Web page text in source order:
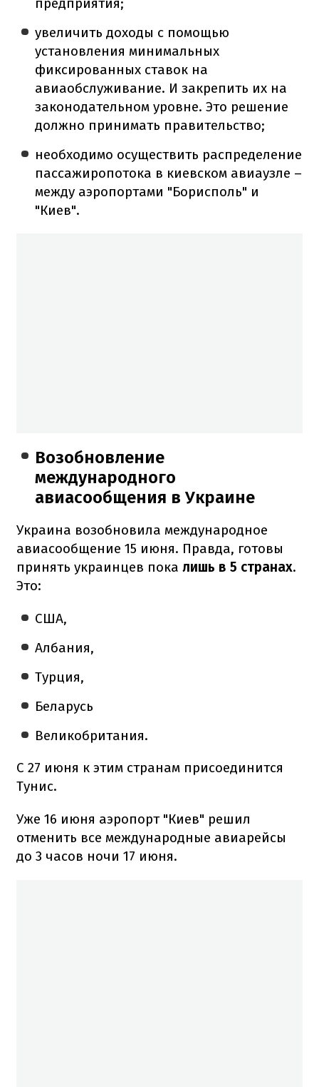
увеличить доходы с помощью
установления минимальных
фиксированных ставок на
авиаобслуживание. И закрепить их на
законодательном уровне. Это решение
должно принимать правительство;
необходимо осуществить распределение
пассажиропотока в киевском авиаузле –
между аэропортами "Борисполь" и
"Киев".
Возобновление
международного
авиасообщения в Украине
Украина возобновила международное
авиасообщение 15 июня. Правда, готовы
принять украинцев пока лишь в 5 странах.
Это:
США,
Албания,
Турция,
Беларусь
Великобритания.
С 27 июня к этим странам присоединится
Тунис.
Уже 16 июня аэропорт "Киев" решил
отменить все международные авиарейсы
до 3 часов ночи 17 июня.